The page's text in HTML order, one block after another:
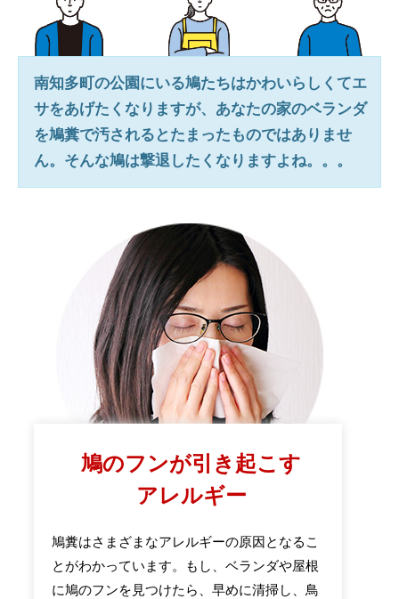
南知多町の公園にいる鳩たちはかわいらしくてエ
サをあげたくなりますが、あなたの家のベランダ
を鳩糞で汚されるとたまったものではありませ
ん。そんな鳩は撃退したくなりますよね。。。
鳩のフンが引き起こす
アレルギー
鳩糞はさまざまなアレルギーの原因となるこ
とがわかっています。もし、ベランダや屋根
に鳩のフンを見つけたら、早めに清掃し、鳥